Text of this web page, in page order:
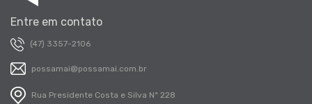
Entre em contato
(47) 3357-2106
possamai@possamai.com.br
Rua Presidente Costa e Silva Nº 228